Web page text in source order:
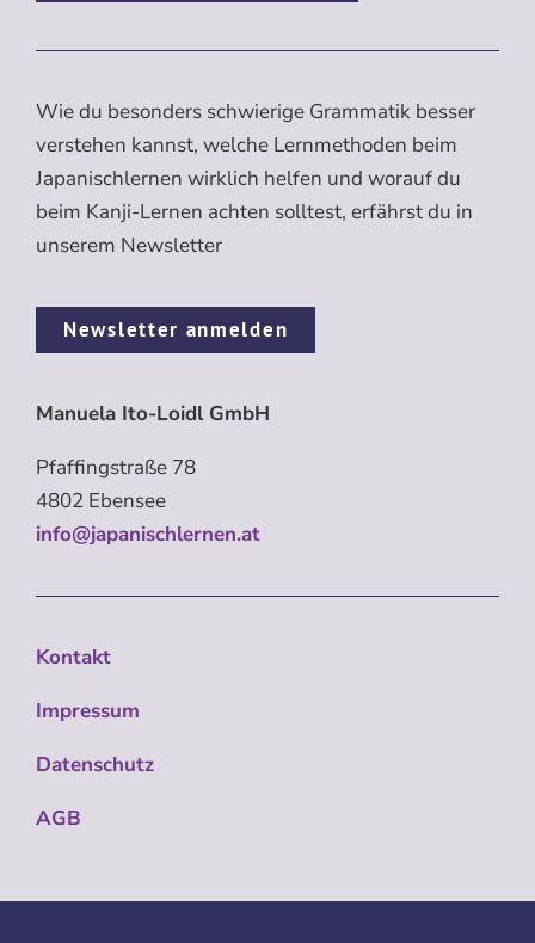
Wie du besonders schwierige Grammatik besser
verstehen kannst, welche Lernmethoden beim
Japanischlernen wirklich helfen und worauf du
beim Kanji-Lernen achten solltest, erfährst du in
unserem Newsletter
Newsletter anmelden
Manuela Ito-Loidl GmbH
Pfaffingstraße 78
4802 Ebensee
info@japanischlernen.at
Kontakt
Impressum
Datenschutz
AGB